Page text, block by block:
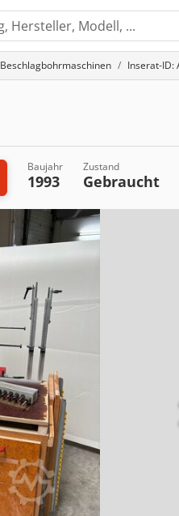
Beschlagbohrmaschinen Inserat-ID:
Baujahr
1993
Zustand
Gebraucht